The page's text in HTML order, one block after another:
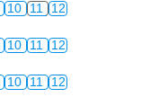
10 11 12
10 11 12
10 11 12